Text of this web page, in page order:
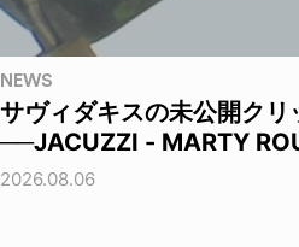
NEWS
サヴィダキスの未公開クリ
──JACUZZI - MARTY
2026.08.06